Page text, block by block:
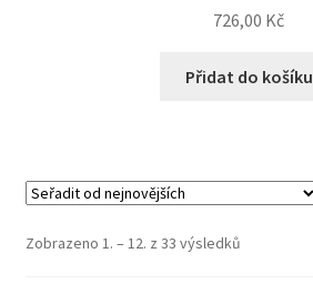
726,00 Kč
Přidat do košíku
Zobrazeno 1. – 12. z 33 výsledkůSeřazeno